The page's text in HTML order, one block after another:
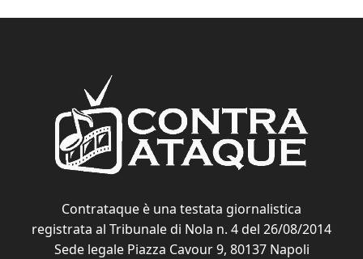
Contrataque è una testata giornalistica
registrata al Tribunale di Nola n. 4 del 26/08/2014
Sede legale Piazza Cavour 9, 80137 Napoli